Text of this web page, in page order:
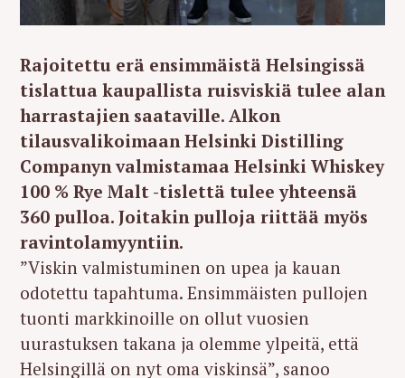
Rajoitettu erä ensimmäistä Helsingissä
tislattua kaupallista ruisviskiä tulee alan
harrastajien saataville. Alkon
tilausvalikoimaan Helsinki Distilling
Companyn valmistamaa Helsinki Whiskey
100 % Rye Malt -tislettä tulee yhteensä
360 pulloa. Joitakin pulloja riittää myös
ravintolamyyntiin.
”Viskin valmistuminen on upea ja kauan
odotettu tapahtuma. Ensimmäisten pullojen
tuonti markkinoille on ollut vuosien
uurastuksen takana ja olemme ylpeitä, että
Helsingillä on nyt oma viskinsä”, sanoo